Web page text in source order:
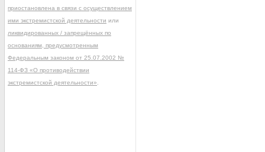
приостановлена в связи с осуществлением
ими экстремистской деятельности или
ликвидированных / запрещённых по
основаниям, предусмотренным
Федеральным законом от 25.07.2002 №
114-ФЗ «О противодействии
экстремистской деятельности»